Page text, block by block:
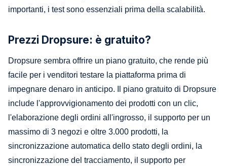
importanti, i test sono essenziali prima della scalabilità.
Prezzi Dropsure: è gratuito?
Dropsure sembra offrire un piano gratuito, che rende più
facile per i venditori testare la piattaforma prima di
impegnare denaro in anticipo. Il piano gratuito di Dropsure
include l'approvvigionamento dei prodotti con un clic,
l'elaborazione degli ordini all'ingrosso, il supporto per un
massimo di 3 negozi e oltre 3.000 prodotti, la
sincronizzazione automatica dello stato degli ordini, la
sincronizzazione del tracciamento, il supporto per